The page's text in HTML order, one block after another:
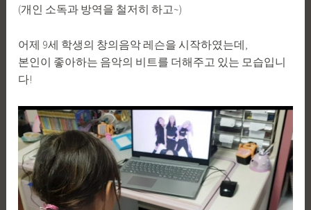
(개인 소독과 방역을 철저히 하고~)
어제 9세 학생의 창의음악 레슨을 시작하였는데,
본인이 좋아하는 음악의 비트를 더해주고 있는 모습입니
다!